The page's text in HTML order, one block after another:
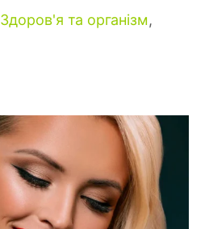
Здоров'я та організм,